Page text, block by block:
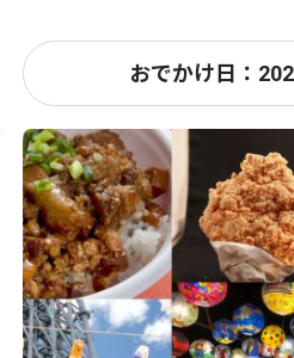
おでかけ日：